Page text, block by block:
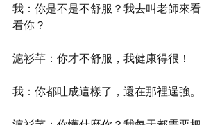
我：你是不是不舒服？我去叫老師來看
看你？
滬衫芊：你才不舒服，我健康得很！
我：你都吐成這樣了，還在那裡逞強。